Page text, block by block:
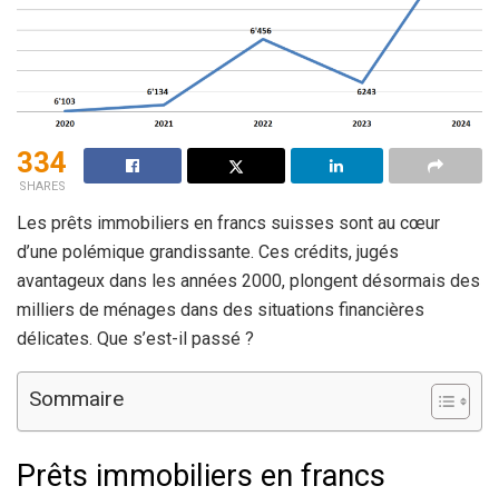
334
SHARES
Les prêts immobiliers en francs suisses sont au cœur
d’une polémique grandissante. Ces crédits, jugés
avantageux dans les années 2000, plongent désormais des
milliers de ménages dans des situations financières
délicates. Que s’est-il passé ?
Sommaire
Prêts immobiliers en francs